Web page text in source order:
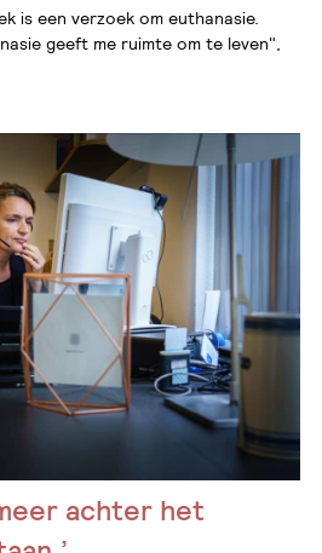
is een verzoek om euthanasie.
geeft me ruimte om te leven",
achter het